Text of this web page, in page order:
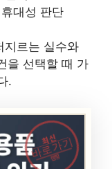
대성 판단
지르는 실수와
을 선택할 때 가
.
최신
바로가기
캠핑